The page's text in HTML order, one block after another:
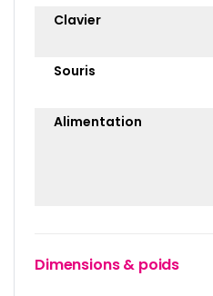
Clavier
Souris
Alimentation
Dimensions & poids